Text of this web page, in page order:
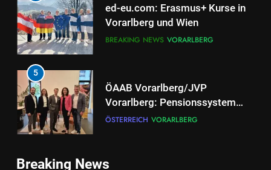
ÖAAB Vorarlberg/JVP
Vorarlberg: Pensionssystem
braucht ehrliche Debatten und
ÖSTERREICH VORARLBERG
6
Neuer EU-Asylpakt stärkt
Schutz der Außengrenzen und
entlastet Österreich
BLOG ÖSTERREICH
Breaking News